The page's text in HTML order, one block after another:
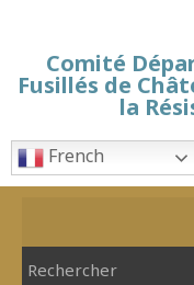
Comité
Fusillés de
la
French